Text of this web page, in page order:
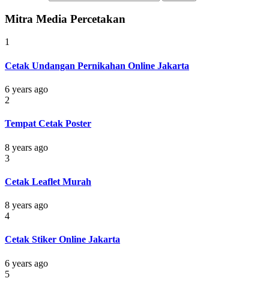
Mitra Media Percetakan
1
Cetak Undangan Pernikahan Online Jakarta
6 years ago
2
Tempat Cetak Poster
8 years ago
3
Cetak Leaflet Murah
8 years ago
4
Cetak Stiker Online Jakarta
6 years ago
5